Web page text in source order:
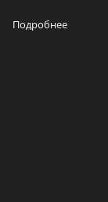
Подробнее